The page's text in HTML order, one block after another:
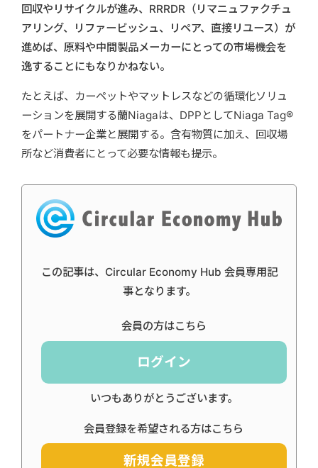
回収やリサイクルが進み、RRRDR（リマニュファクチュ
アリング、リファービッシュ、リペア、直接リユース）が
進めば、原料や中間製品メーカーにとっての市場機会を
逸することにもなりかねない。
たとえば、カーペットやマットレスなどの循環化ソリュ
ーションを展開する蘭Niagaは、DPPとしてNiaga Tag®
をパートナー企業と展開する。含有物質に加え、回収場
所など消費者にとって必要な情報も提示。
この記事は、Circular Economy Hub 会員専用記
事となります。
会員の方はこちら
ログイン
いつもありがとうございます。
会員登録を希望される方はこちら
新規会員登録